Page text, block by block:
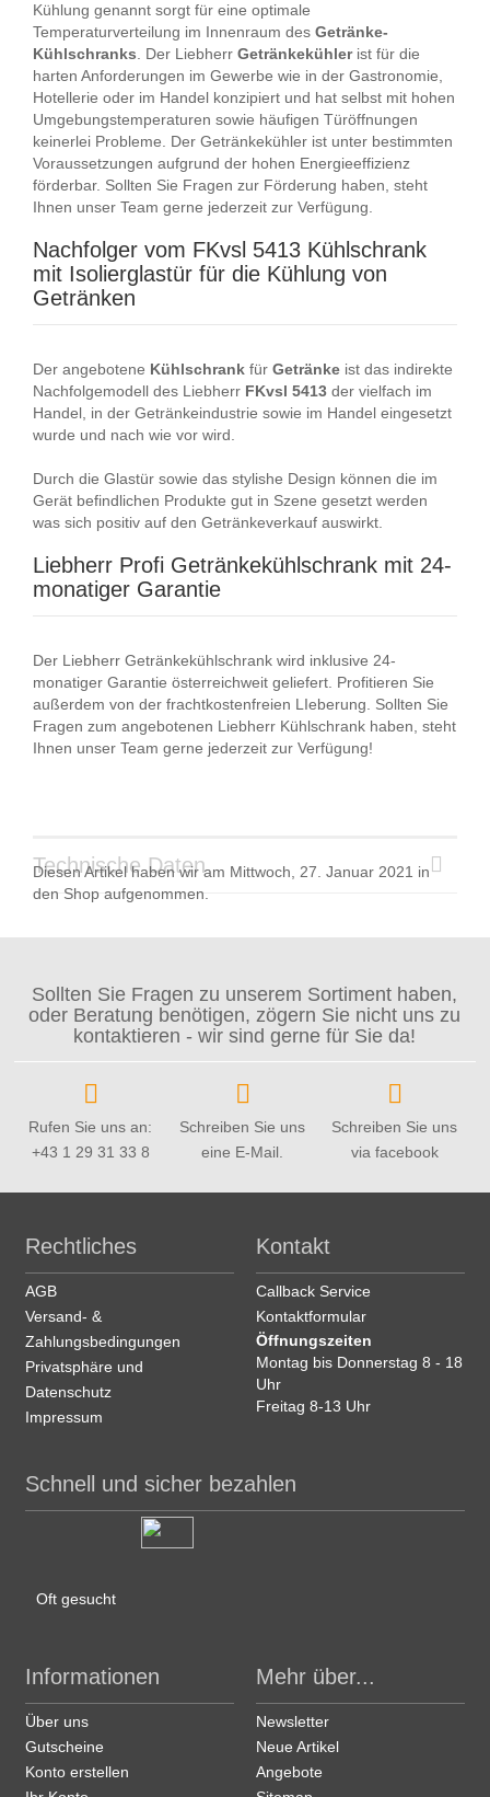
Kühlung genannt sorgt für eine optimale
Temperaturverteilung im Innenraum des Getränke-
Kühlschranks. Der Liebherr Getränkekühlerist für die
harten Anforderungen im Gewerbe wie in der Gastronomie,
Hotellerie oder im Handel konzipiert und hat selbst mit hohen
Umgebungstemperaturen sowie häufigen Türöffnungen
keinerlei Probleme. Der Getränkekühler ist unter bestimmten
Voraussetzungen aufgrund der hohen Energieeffizienz
förderbar. Sollten Sie Fragen zur Förderung haben, steht
Ihnen unser Team gerne jederzeit zur Verfügung.
Nachfolger vom FKvsl 5413 Kühlschrank
mit Isolierglastür für die Kühlung von
Getränken
Der angebotene Kühlschrank für Getränke ist das indirekte
Nachfolgemodell des Liebherr FKvsl 5413 der vielfach im
Handel, in der Getränkeindustrie sowie im Handel eingesetzt
wurde und nach wie vor wird.
Durch die Glastür sowie das stylishe Design können die im
Gerät befindlichen Produkte gut in Szene gesetzt werden
was sich positiv auf den Getränkeverkauf auswirkt.
Liebherr Profi Getränkekühlschrank mit 24-
monatiger Garantie
Der Liebherr Getränkekühlschrank wird inklusive 24-
monatiger Garantie österreichweit geliefert. Profitieren Sie
außerdem von der frachtkostenfreien LIeberung. Sollten Sie
Fragen zum angebotenen Liebherr Kühlschrank haben, steht
Ihnen unser Team gerne jederzeit zur Verfügung!
Technische Daten
Diesen Artikel haben wir am Mittwoch, 27. Januar 2021 in
den Shop aufgenommen.
Sollten Sie Fragen zu unserem Sortiment haben,
oder Beratung benötigen, zögern Sie nicht uns zu
kontaktieren - wir sind gerne für Sie da!
Rufen Sie uns an:
+43 1 29 31 33 8
Schreiben Sie uns
eine E-Mail.
Schreiben Sie uns
via facebook
Rechtliches
AGB
Versand- &
Zahlungsbedingungen
Privatsphäre und
Datenschutz
Impressum
Kontakt
Callback Service
Kontaktformular
Öffnungszeiten
Montag bis Donnerstag 8 - 18
Uhr
Freitag 8-13 Uhr
Schnell und sicher bezahlen
Oft gesucht
Informationen
Über uns
Gutscheine
Konto erstellen
Mehr über...
Newsletter
Neue Artikel
Angebote